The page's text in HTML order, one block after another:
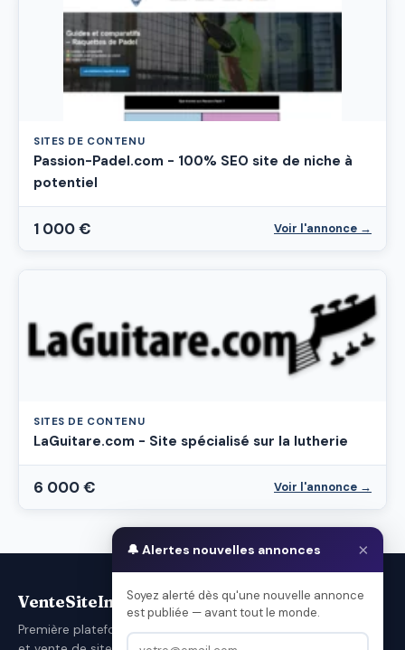
SITES DE CONTENU
Passion-Padel.com - 100% SEO site de niche à
potentiel
1 000 € Voir l'annonce →
SITES DE CONTENU
LaGuitare.com - Site spécialisé sur la lutherie
6 000 € Voir l'annonce →
🔔 Alertes nouvelles annonces ×
Soyez alerté dès qu'une nouvelle annonce
est publiée — avant tout le monde.
VenteSiteInternet.com
Première plateforme française d'achat